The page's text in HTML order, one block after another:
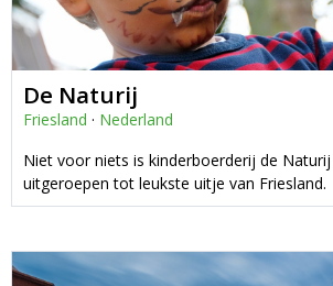
De Naturij
Friesland · Nederland
Niet voor niets is kinderboerderij de
uitgeroepen tot leukste uitje van Friesland.